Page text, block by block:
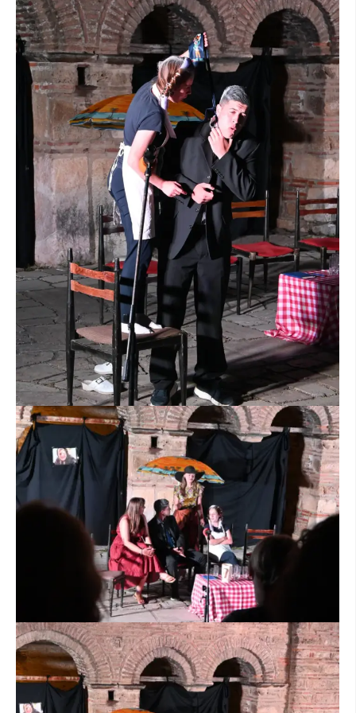
ПРИРАЧНИЦИ
СТРАТЕГИИ
ЕДУКАТИВНО ИНФОРМАТИВНИ МАТЕРИЈАЛИ
БРОШУРИ
ПРЕЗЕНТАЦИИ